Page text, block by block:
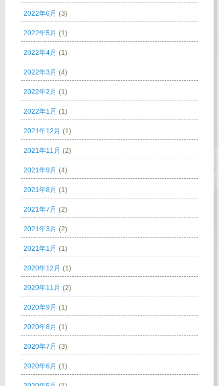
2022年6月 (3)
2022年5月 (1)
2022年4月 (1)
2022年3月 (4)
2022年2月 (1)
2022年1月 (1)
2021年12月 (1)
2021年11月 (2)
2021年9月 (4)
2021年8月 (1)
2021年7月 (2)
2021年3月 (2)
2021年1月 (1)
2020年12月 (1)
2020年11月 (2)
2020年9月 (1)
2020年8月 (1)
2020年7月 (3)
2020年6月 (1)